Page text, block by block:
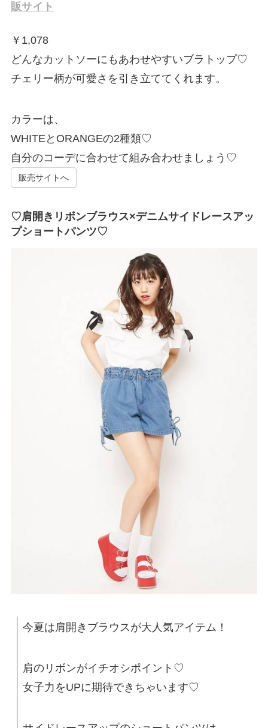
販サイト
￥ 1,078
どんなカットソーにもあわせやすいブラトップ♡
チェリー柄が可愛さを引き立ててくれます。
カラーは、
WHITEとORANGEの2種類♡
自分のコーデに合わせて組み合わせましょう♡
販売サイトへ
♡肩開きリボンブラウス×デニムサイドレースアッ
プショートパンツ♡
今夏は肩開きブラウスが大人気アイテム！
肩のリボンがイチオシポイント♡
女子力をUPに期待できちゃいます♡